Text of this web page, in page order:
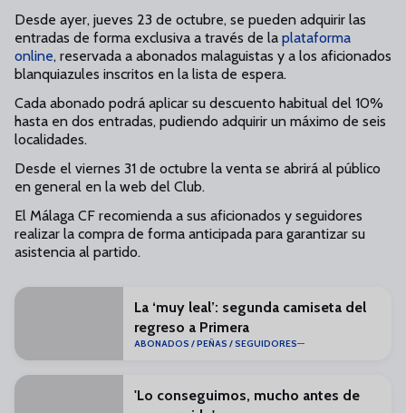
Desde ayer, jueves 23 de octubre, se pueden adquirir las
entradas de forma exclusiva a través de la plataforma
online, reservada a abonados malaguistas y a los aficionados
blanquiazules inscritos en la lista de espera.
Cada abonado podrá aplicar su descuento habitual del 10%
hasta en dos entradas, pudiendo adquirir un máximo de seis
localidades.
Desde el viernes 31 de octubre la venta se abrirá al público
en general en la web del Club.
El Málaga CF recomienda a sus aficionados y seguidores
realizar la compra de forma anticipada para garantizar su
asistencia al partido.
La ‘muy leal’: segunda camiseta del
regreso a Primera
ABONADOS / PEÑAS / SEGUIDORES
'Lo conseguimos, mucho antes de